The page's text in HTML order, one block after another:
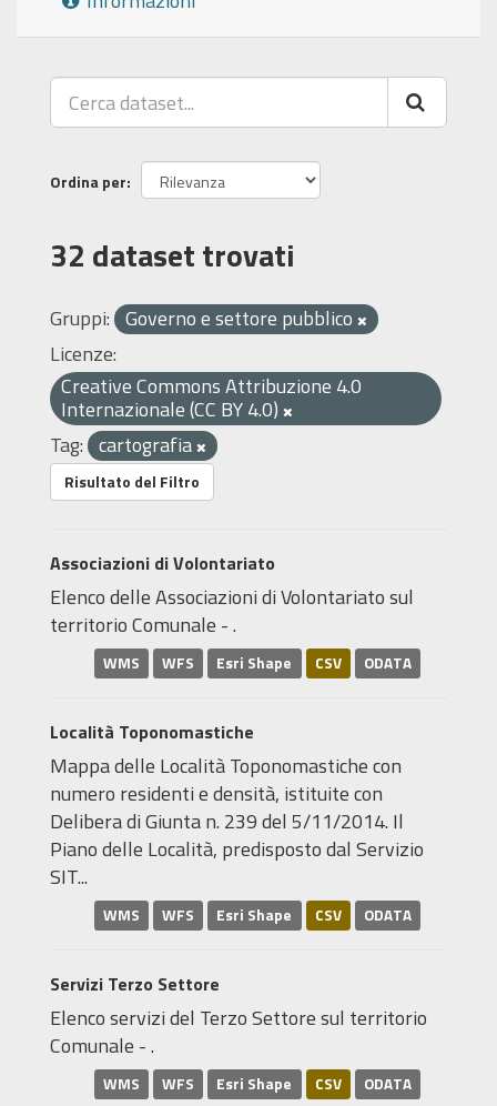
Ordina per
32 dataset trovati
Gruppi: Governo e settore pubblico
Licenze:
Creative Commons Attribuzione 4.0
Internazionale (CC BY 4.0)
Tag: cartografia
Risultato del Filtro
Associazioni di Volontariato
Elenco delle Associazioni di Volontariato sul
territorio Comunale - .
WMS WFS Esri Shape CSV ODATA
Località Toponomastiche
Mappa delle Località Toponomastiche con
numero residenti e densità, istituite con
Delibera di Giunta n. 239 del 5/11/2014. Il
Piano delle Località, predisposto dal Servizio
SIT...
WMS WFS Esri Shape CSV ODATA
Servizi Terzo Settore
Elenco servizi del Terzo Settore sul territorio
Comunale - .
WMS WFS Esri Shape CSV ODATA